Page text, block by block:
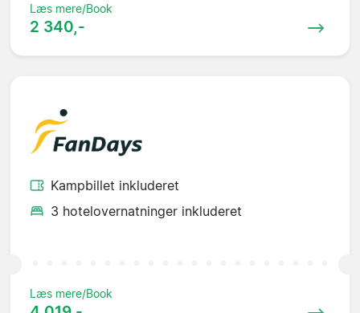
Læs mere/Book
2 340,-
Kampbillet inkluderet
3 hotelovernatninger inkluderet
Læs mere/Book